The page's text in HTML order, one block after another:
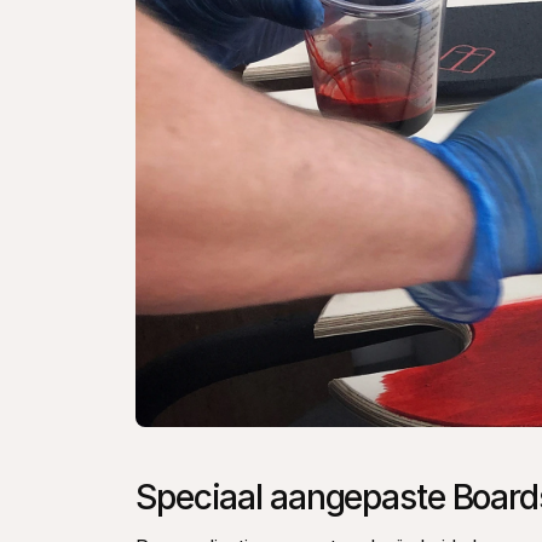
Speciaal aangepaste